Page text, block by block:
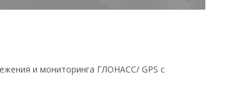
и мониторинга ГЛОНАСС/ GPS с